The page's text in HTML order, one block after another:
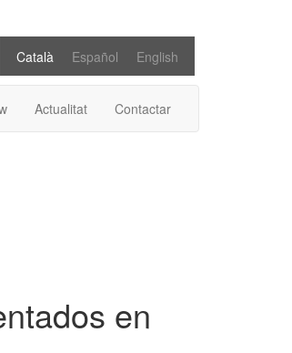
Català Español English
Actualitat Contactar
en